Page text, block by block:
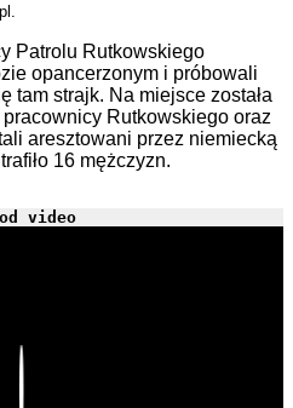
Patrolu Rutkowskiego
opancerzonym i próbowali
tam strajk. Na miejsce została
Rutkowskiego oraz
aresztowani przez niemiecką
16 mężczyzn.
video